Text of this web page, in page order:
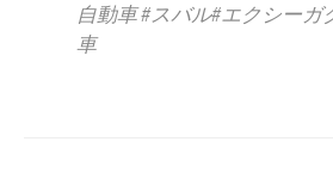
自動車 #スバル#エクシーガ
車